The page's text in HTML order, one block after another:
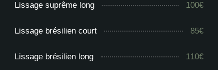
Lissage suprême long 100€
Lissage brésilien court 85€
Lissage brésilien long 110€